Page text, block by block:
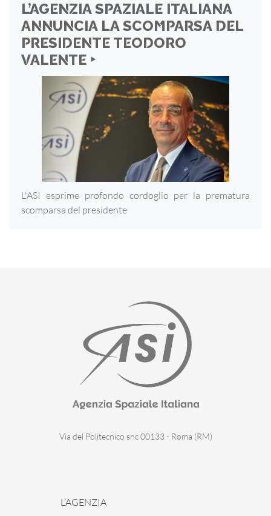
L’AGENZIA SPAZIALE ITALIANA
ANNUNCIA LA SCOMPARSA DEL
PRESIDENTE TEODORO
VALENTE ‣
L'ASI esprime profondo cordoglio per la prematura
scomparsa del presidente
Via del Politecnico snc 00133 - Roma (RM)
L’AGENZIA